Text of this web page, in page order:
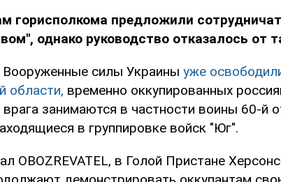
горисполкома предложили
однако руководство отказалось от
силы Украины уже
области, временно оккупированных
врага занимаются в частности воины 60-й
в группировке войск "Юг".
OBOZREVATEL, в Голой Пристане